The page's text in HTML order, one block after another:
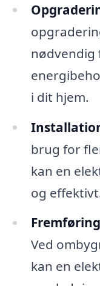
nødvendig
i dit hjem.
brug for
kan en
og
Ved
kan en